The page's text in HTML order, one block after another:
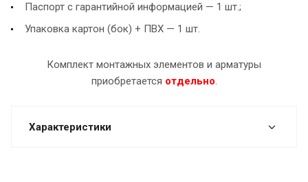
Паспорт с гарантийной информацией — 1 шт.;
Упаковка картон (бок) + ПВХ — 1 шт.
Комплект монтажных элементов и арматуры
приобретается отдельно.
Характеристики